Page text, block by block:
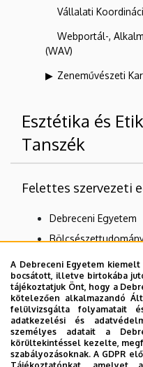
Vállalati
Webportál-,
(WAV)
Zeneművészeti Kar
Esztétika és
Tanszék
Felettes szervezeti
Debreceni Egyetem
Filozófiai Intézet
Dolgozói
telefonkönyvében|
DE telefonkönyvében
A Debreceni Egyetem
bocsátott, illetve birtokába
tájékoztatjuk Önt, hogy a
kötelezően alkalmazandó
felülvizsgálta folyamatait
adatkezelési és
személyes adatait a
körültekintéssel kezelte,
szabályozásoknak. A GDPR